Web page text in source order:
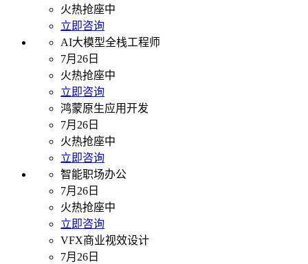
火热抢座中
立即咨询
AI大模型全栈工程师
7月26日
火热抢座中
立即咨询
鸿蒙原生应用开发
7月26日
火热抢座中
立即咨询
智能职场办公
7月26日
火热抢座中
立即咨询
VFX商业视效设计
7月26日